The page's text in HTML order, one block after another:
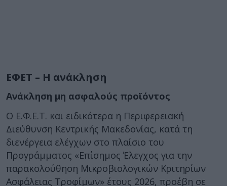
ΕΦΕΤ – Η ανάκληση
Ανάκληση μη ασφαλούς προϊόντος
Ο Ε.Φ.Ε.Τ. και ειδικότερα η Περιφερειακή
Διεύθυνση Κεντρικής Μακεδονίας, κατά τη
διενέργεια ελέγχων στο πλαίσιο του
Προγράμματος «Επίσημος Έλεγχος για την
παρακολούθηση Μικροβιολογικών Κριτηρίων
Ασφάλειας Τροφίμων» έτους 2026, προέβη σε